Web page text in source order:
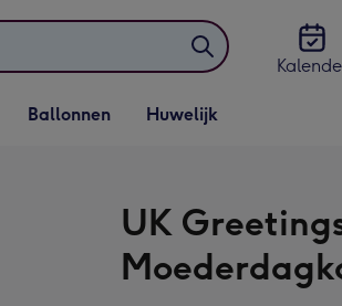
Vervolgkeuzelijst
Ballonnen openen
Ballonnen
Vervolgkeuzelijst
Huwelijk openen
Huwelijk
UK